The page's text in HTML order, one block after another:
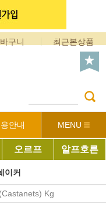
구니 최근본상품
안내 MENU
오르프 알프호른
이커
Kg